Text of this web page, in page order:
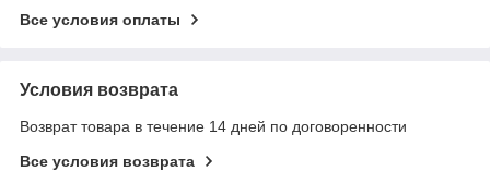
Все условия оплаты
Условия возврата
Возврат товара в течение 14 дней по договоренности
Все условия возврата